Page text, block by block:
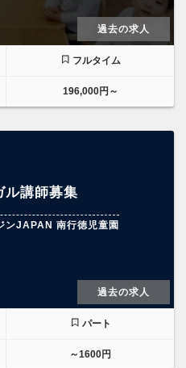
過去の求人
フルタイム
196,000円～
ル講師募集
JAPAN 南行徳児童園
過去の求人
パート
～1600円